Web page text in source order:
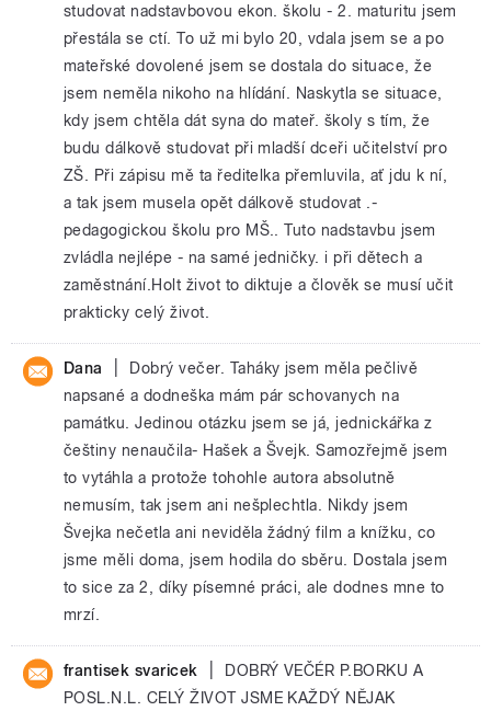
studovat nadstavbovou ekon. školu - 2. maturitu jsem
přestála se ctí. To už mi bylo 20, vdala jsem se a po
mateřské dovolené jsem se dostala do situace, že
jsem neměla nikoho na hlídání. Naskytla se situace,
kdy jsem chtěla dát syna do mateř. školy s tím, že
budu dálkově studovat při mladší dceři učitelství pro
ZŠ. Při zápisu mě ta ředitelka přemluvila, ať jdu k ní,
a tak jsem musela opět dálkově studovat .-
pedagogickou školu pro MŠ.. Tuto nadstavbu jsem
zvládla nejlépe - na samé jedničky. i při dětech a
zaměstnání.Holt život to diktuje a člověk se musí učit
prakticky celý život.
Dana
Dobrý večer. Taháky jsem měla pečlivě
napsané a dodneška mám pár schovanych na
památku. Jedinou otázku jsem se já, jednickářka z
češtiny nenaučila- Hašek a Švejk. Samozřejmě jsem
to vytáhla a protože tohohle autora absolutně
nemusím, tak jsem ani nešplechtla. Nikdy jsem
Švejka nečetla ani neviděla žádný film a knížku, co
jsme měli doma, jsem hodila do sběru. Dostala jsem
to sice za 2, díky písemné práci, ale dodnes mne to
mrzí.
frantisek svaricek
DOBRÝ VEČÉR P.BORKU A
POSL.N.L. CELÝ ŽIVOT JSME KAŽDÝ NĚJAK